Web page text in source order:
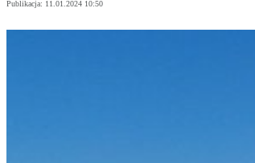
Publikacja: 11.01.2024 10:50